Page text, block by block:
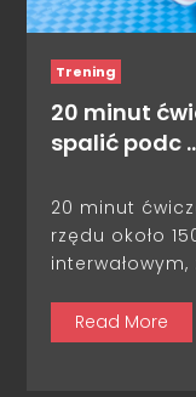
Trening
20 minut
spalić podc
20 minut
rzędu około
Read More